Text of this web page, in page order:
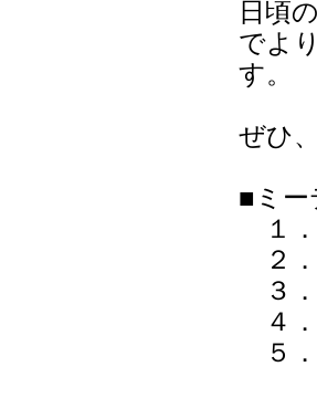
日頃
でよ
す。
ぜひ
■ミー
１．
２．
３．
４．
５．